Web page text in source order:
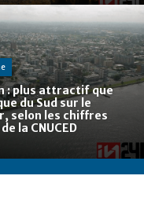
: plus attractif que
du Sud sur le
selon les chiffres
la CNUCED